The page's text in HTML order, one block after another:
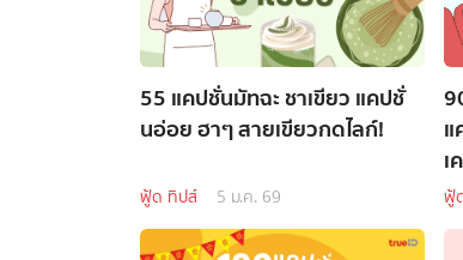
55 แคปชั่นมัทฉะ ชาเขียว แคปชั่
นอ่อย ฮาๆ สายเขียวกดไลก์!
ฟู้ด ทิปส์ 5 ม.ค. 69
แ
เ
ฟู้